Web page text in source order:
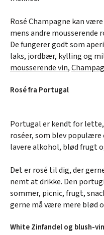
Rosé Champagne kan
mens andre mousserende
De fungerer godt som
laks, jordbær, kylling og
mousserende vin,
Rosé fra Portugal
Portugal er kendt for
roséer, som blev populære
lavere alkohol, blød frugt
Det er rosé til dig, der
nemt at drikke. Den
sommer, picnic, frugt,
gerne må være mere blød
White Zinfandel og blush-